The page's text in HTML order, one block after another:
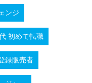
ンジ
初めて転職
録販売者